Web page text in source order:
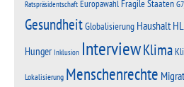
Ratspräsidentschaft Europawahl Fragile Staaten
GesundheitGlobalisierung Haushalt
Hunger Inklusion InterviewKlima
Lokalisierung Menschenrechte